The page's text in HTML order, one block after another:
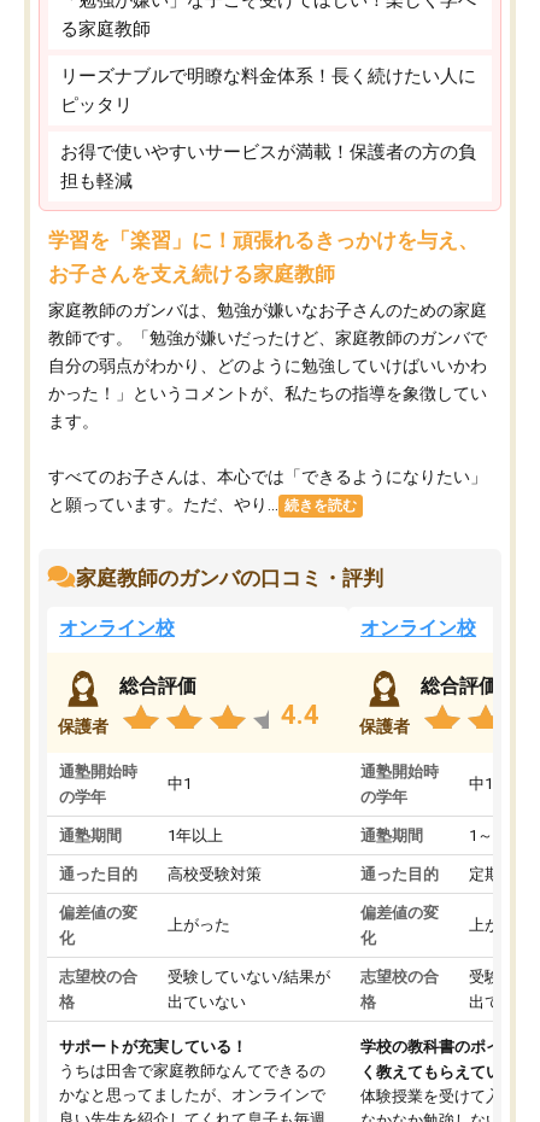
る家庭教師
リーズナブルで明瞭な料金体系！長く続けたい人に
ピッタリ
お得で使いやすいサービスが満載！保護者の方の負
担も軽減
学習を「楽習」に！頑張れるきっかけを与え、
お子さんを支え続ける家庭教師
家庭教師のガンバは、勉強が嫌いなお子さんのための家庭
教師です。「勉強が嫌いだったけど、家庭教師のガンバで
自分の弱点がわかり、どのように勉強していけばいいかわ
かった！」というコメントが、私たちの指導を象徴してい
ます。
すべてのお子さんは、本心では「できるようになりたい」
と願っています。ただ、やり...
続きを読む
家庭教師のガンバの口コミ・評判
オンライン校
保護者
総合評価
4.4
通塾開始時
の学年
中1
通塾期間 1年以上
通った目的 高校受験対策
偏差値の変
化
上がった
志望校の合
格
受験していない/結果が
出ていない
サポートが充実している！
うちは田舎で家庭教師なんてできるの
かなと思ってましたが、オンラインで
オンライン校
保護者
総合評価
通塾開始時
の学年
中1
通塾期間 1～3ヵ月
通った目的 定期テス
偏差値の変
化
上がった
志望校の合
格
受験して
出ていな
学校の教科書のポイント
く教えてもらえている
体験授業を受けて入塾し